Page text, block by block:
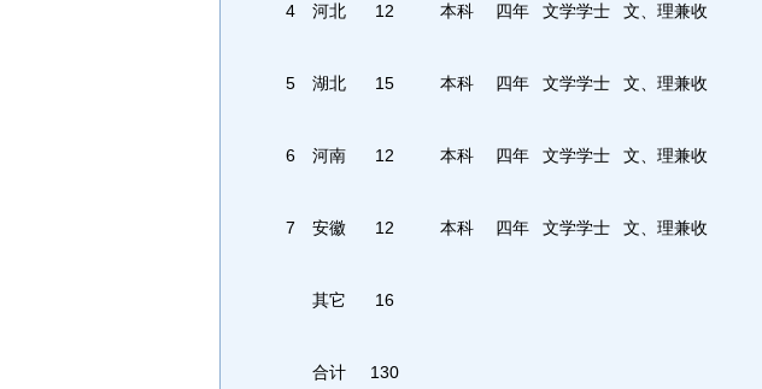
4 河北 12 本科 四年 文学学士 文、理兼收
5 湖北 15 本科 四年 文学学士 文、理兼收
6 河南 12 本科 四年 文学学士 文、理兼收
7 安徽 12 本科 四年 文学学士 文、理兼收
其它 16
合计 130